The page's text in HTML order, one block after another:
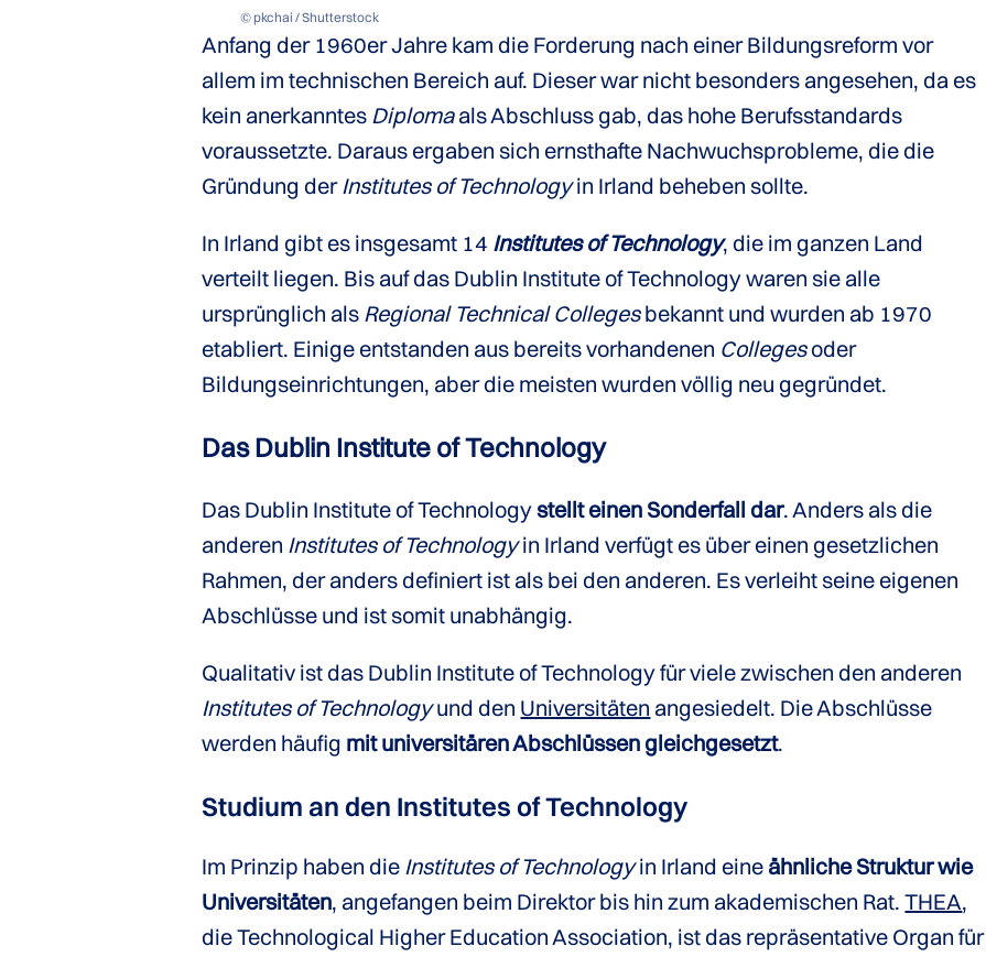
© pkchai / Shutterstock
Anfang der 1960er Jahre kam die Forderung nach einer Bildungsreform vor
allem im technischen Bereich auf. Dieser war nicht besonders angesehen, da es
kein anerkanntes Diplomaals Abschluss gab, das hohe Berufsstandards
voraussetzte. Daraus ergaben sich ernsthafte Nachwuchsprobleme, die die
Gründung derInstitutes of Technologyin Irland beheben sollte.
In Irland gibt es insgesamt 14 Institutes of Technology, die im ganzen Land
verteilt liegen. Bis auf das Dublin Institute of Technology waren sie alle
ursprünglich als Regional Technical Collegesbekannt und wurden ab 1970
etabliert. Einige entstanden aus bereits vorhandenen Collegesoder
Bildungseinrichtungen, aber die meisten wurden völlig neu gegründet.
Das Dublin Institute of Technology
Das Dublin Institute of Technologystellt einen Sonderfall dar. Anders als die
anderen Institutes of Technologyin Irland verfügt es über einen gesetzlichen
Rahmen, der anders definiert ist als bei den anderen. Es verleiht seine eigenen
Abschlüsse und ist somit unabhängig.
Qualitativ ist das Dublin Institute of Technology für viele zwischen den anderen
Institutes of Technologyund den Universitäten angesiedelt. Die Abschlüsse
werden häufig mit universitären Abschlüssen gleichgesetzt.
Studium an den Institutes of Technology
Im Prinzip haben die Institutes of Technologyin Irland eine ähnliche Struktur wie
Universitäten, angefangen beim Direktor bis hin zum akademischen Rat.THEA,
die Technological Higher Education Association, ist das repräsentative Organ für